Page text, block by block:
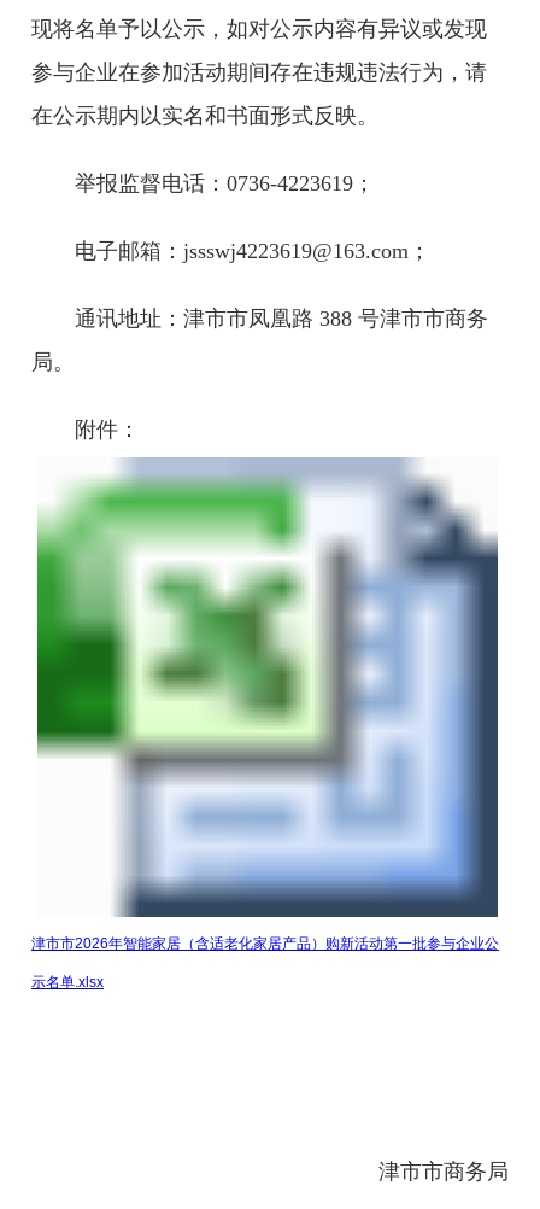
现将名单予以公示，如对公示内容有异议或发现
参与企业在参加活动期间存在违规违法行为，请
在公示期内以实名和书面形式反映。
举报监督电话：0736-4223619；
电子邮箱：jssswj4223619@163.com；
通讯地址：津市市凤凰路 388 号津市市商务
局。
附件：
津市市2026年智能家居（含适老化家居产品）购新活动第一批参与企业公
示名单.xlsx
津市市商务局